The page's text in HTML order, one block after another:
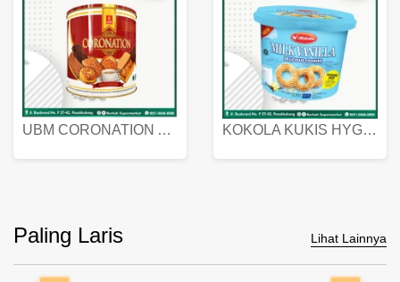
UBM CORONATION ASSORTED BISKUIT KALENG 450 GRAM KOKOLA KUKIS HYGIENIC MILK VANILLA PACK 320 GR
Paling Laris Lihat Lainnya